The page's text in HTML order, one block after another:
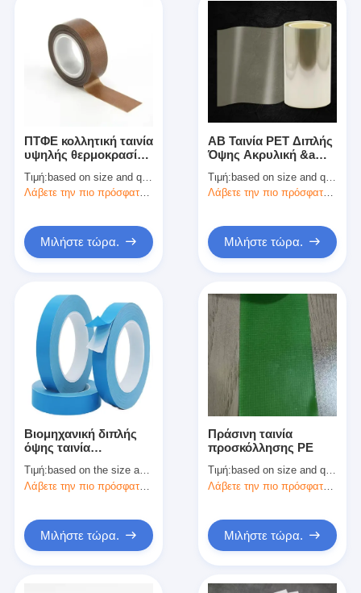
ΠΤΦΕ κολλητική ταινία
υψηλής θερμοκρασίας
κολλήματα σιλικόνης
Τιμή: based on size and quantity
Λάβετε την πιο πρόσφατη τιμή
Μιλήστε τώρα.
AB Ταινία PET Διπλής
Όψης Ακρυλική &amp;
Ταινία
Τιμή: based on size and quantity
Λάβετε την πιο πρόσφατη τιμή
Μιλήστε τώρα.
Βιομηχανική διπλής
όψης ταινία
σύνδεση χαλιών και
την προσωρινή
Τιμή: based on the size and quantity
Λάβετε την πιο πρόσφατη τιμή
Μιλήστε τώρα.
Πράσινη ταινία
προσκόλλησης PE
Τιμή: based on size and quantity
Μιλήστε τώρα.